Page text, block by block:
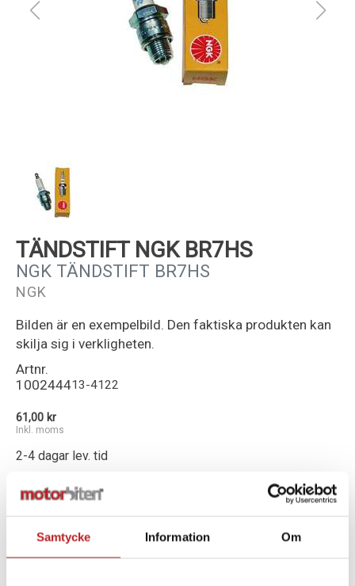
Samtycke Information Om
Reservdelar
TÄNDSTIFT NGK BR7HS
NGK TÄNDSTIFT BR7HS
NGK
Bilden är en exempelbild. Den faktiska produkten kan
skilja sig i verkligheten.
Artnr.
100244413-4122
61,00 kr
Inkl. moms
2-4 dagar lev. tid